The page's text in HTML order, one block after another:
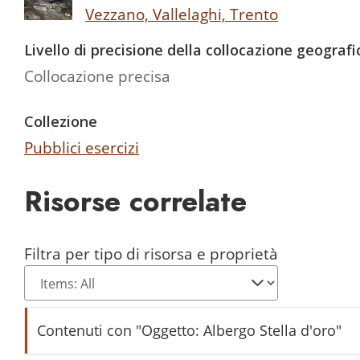
Vezzano, Vallelaghi, Trento
Livello di precisione della collocazione
Collocazione precisa
Collezione
Pubblici esercizi
Risorse correlate
Filtra per tipo di risorsa e proprietà
Contenuti con "Oggetto: Albergo Stella d'oro"